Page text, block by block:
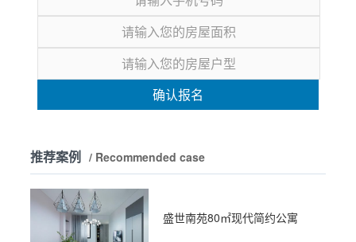
确认报名
推荐案例 / Recommended case
盛世南苑80㎡现代简约公寓